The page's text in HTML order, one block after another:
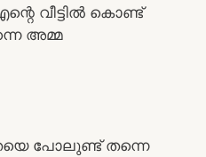
വീട്ടിൽ കൊണ്ട്
അമ്മ
പോലുണ്ട് തന്നെ